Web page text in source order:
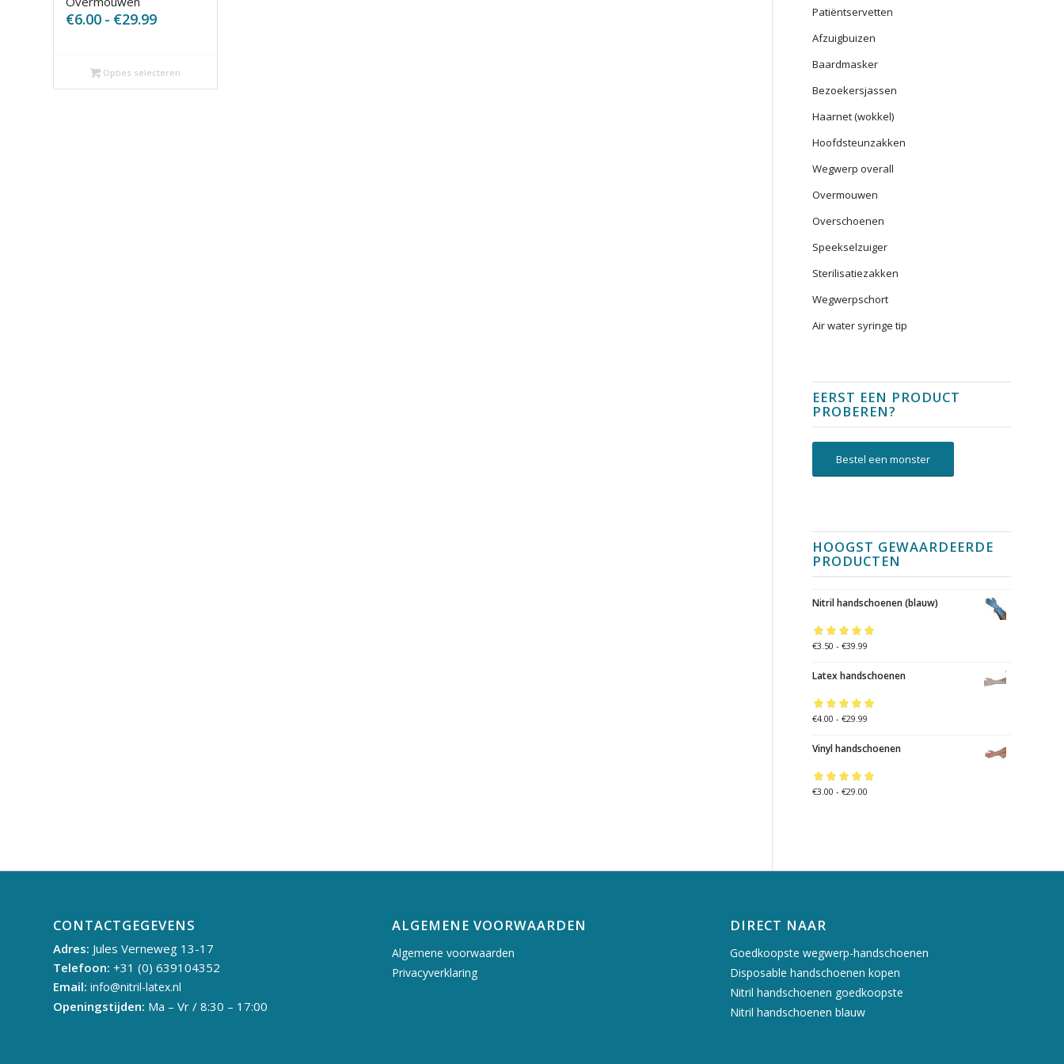
€6.00 - €29.99Prijsklasse:
€29.99
Opties selecteren
Patiëntservetten
Afzuigbuizen
Baardmasker
Bezoekersjassen
Haarnet (wokkel)
Hoofdsteunzakken
Wegwerp overall
Overmouwen
Overschoenen
Speekselzuiger
Sterilisatiezakken
Wegwerpschort
Air water syringe tip
EERST EEN PRODUCT
PROBEREN?
Bestel een monster
HOOGST GEWAARDEERDE
PRODUCTEN
Nitril handschoenen (blauw)
Gewaardeerd
5.00uit 5
€3.50 - €39.99
Latex handschoenen
Gewaardeerd
5.00uit 5
€4.00 - €29.99
Vinyl handschoenen
Gewaardeerd
€3.00 - €29.00
CONTACTGEGEVENS
Adres: Jules Verneweg 13-17
Telefoon: +31 (0) 639104352
Email: info@nitril-latex.nl
Openingstijden: Ma – Vr / 8:30 – 17:00
ALGEMENE VOORWAARDEN
Algemene voorwaarden
Privacyverklaring
DIRECT NAAR
Goedkoopste wegwerp-handschoenen
Disposable handschoenen kopen
Nitril handschoenen goedkoopste
Nitril handschoenen blauw